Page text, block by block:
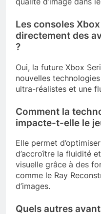
Les consoles
directement des
?
Oui, la future Xbox
nouvelles
ultra-réalistes et une
Comment la
impacte-t-elle le
Elle permet
d’accroître la fluidité
visuelle grâce à des
comme le Ray
d’images.
Quels autres